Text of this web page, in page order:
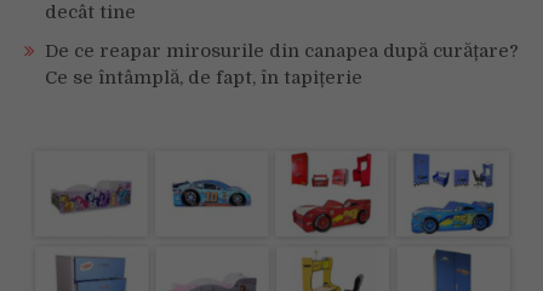
decât tine
De ce reapar mirosurile din canapea după curățare?
Ce se întâmplă, de fapt, în tapițerie